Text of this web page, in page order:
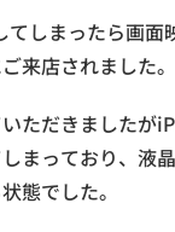
てしまったら画面
来店されました。
ただきましたが
まっており、液
態でした。